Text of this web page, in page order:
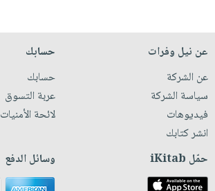
عن نيل وفرات
عن الشركة
سياسة الشركة
فيديوهات
انشر كتابك
حسابك
حسابك
عربة التسوق
لائحة الأمنيات
حمّل iKitab وسائل الدفع